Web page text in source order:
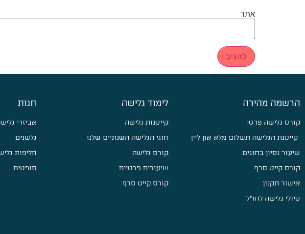
אתר
הרשמה מהירה
קורס גלישה פרטי
קייטנת הגלישה תשלום מלא און ליין
שיעור נסיון בחוגים
קורס קייט סרף
אישור תקנון
טיולי גלישה לחו״ל
לימוד גלישה
קייטנות גלישה
חוגי הגלישה השנתיים שלנו
קורס גלישה
שיעורים פרטיים
קורס קייט סרף
חנות
אביזרי
גלשנים
חליפות
סופטים